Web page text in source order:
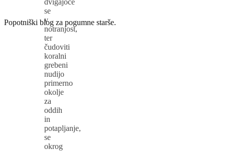
Popotniški blog za pogumne starše.
se
v
notranjost,
ter
čudoviti
koralni
grebeni
nudijo
primerno
okolje
za
oddih
in
potapljanje,
se
okrog